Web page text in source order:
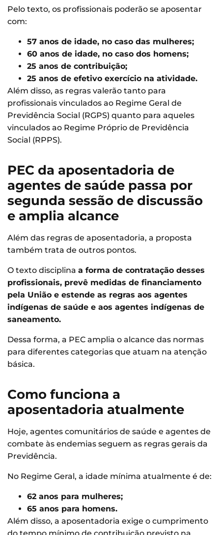
Pelo texto, os profissionais poderão se aposentar
com:
57 anos de idade, no caso das mulheres;
60 anos de idade, no caso dos homens;
25 anos de contribuição;
25 anos de efetivo exercício na atividade.
Além disso, as regras valerão tanto para
profissionais vinculados ao Regime Geral de
Previdência Social (RGPS) quanto para aqueles
vinculados ao Regime Próprio de Previdência
Social (RPPS).
PEC da aposentadoria de
agentes de saúde passa por
segunda sessão de discussão
e amplia alcance
Além das regras de aposentadoria, a proposta
também trata de outros pontos.
O texto disciplina a forma de contratação desses
profissionais, prevê medidas de financiamento
pela União e estende as regras aos agentes
indígenas de saúde e aos agentes indígenas de
saneamento.
Dessa forma, a PEC amplia o alcance das normas
para diferentes categorias que atuam na atenção
básica.
Como funciona a
aposentadoria atualmente
Hoje, agentes comunitários de saúde e agentes de
combate às endemias seguem as regras gerais da
Previdência.
No Regime Geral, a idade mínima atualmente é de:
62 anos para mulheres;
65 anos para homens.
Além disso, a aposentadoria exige o cumprimento
do tempo mínimo de contribuição previsto na